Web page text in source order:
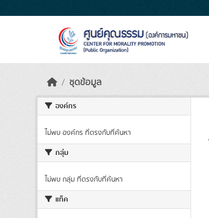
ชุดข้อมูล
องค์กร
ไม่พบ องค์กร ที่ตรงกับที่ค้นหา
กลุ่ม
ไม่พบ กลุ่ม ที่ตรงกับที่ค้นหา
แท็ค